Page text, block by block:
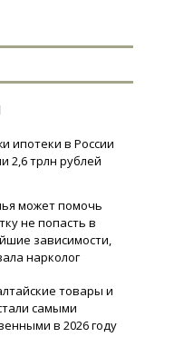
ипотеки в России
2,6 трлн рублей
может помочь
не попасть в
зависимости,
нарколог
товары и
самыми
в 2026 году